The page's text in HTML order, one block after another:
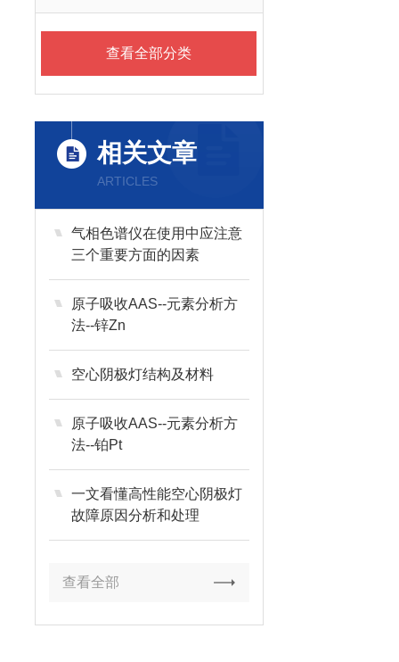
查看全部分类
相关文章
ARTICLES
气相色谱仪在使用中应注意
三个重要方面的因素
原子吸收AAS--元素分析方
法--锌Zn
空心阴极灯结构及材料
原子吸收AAS--元素分析方
法--铂Pt
一文看懂高性能空心阴极灯
故障原因分析和处理
查看全部